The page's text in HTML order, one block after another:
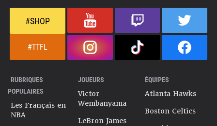
#SHOP
#TTFL
RUBRIQUES
POPULAIRES
Les Français en
NBA
JOUEURS
Victor
Wembanyama
LeBron James
ÉQUIPES
Atlanta Hawks
Boston Celtics